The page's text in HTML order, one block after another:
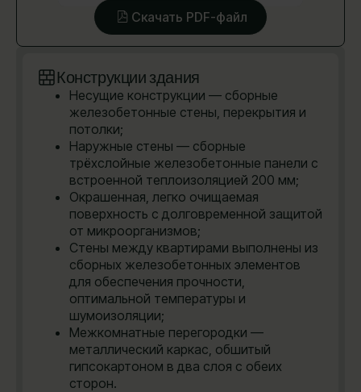
Скачать PDF-файл
Конструкции здания
Несущие конструкции — сборные
железобетонные стены, перекрытия и
потолки;
Наружные стены — сборные
трёхслойные железобетонные панели с
встроенной теплоизоляцией 200 мм;
Окрашенная, легко очищаемая
поверхность с долговременной защитой
от микроорганизмов;
Стены между квартирами выполнены из
сборных железобетонных элементов
для обеспечения прочности,
оптимальной температуры и
шумоизоляции;
Межкомнатные перегородки —
металлический каркас, обшитый
гипсокартоном в два слоя с обеих
сторон.